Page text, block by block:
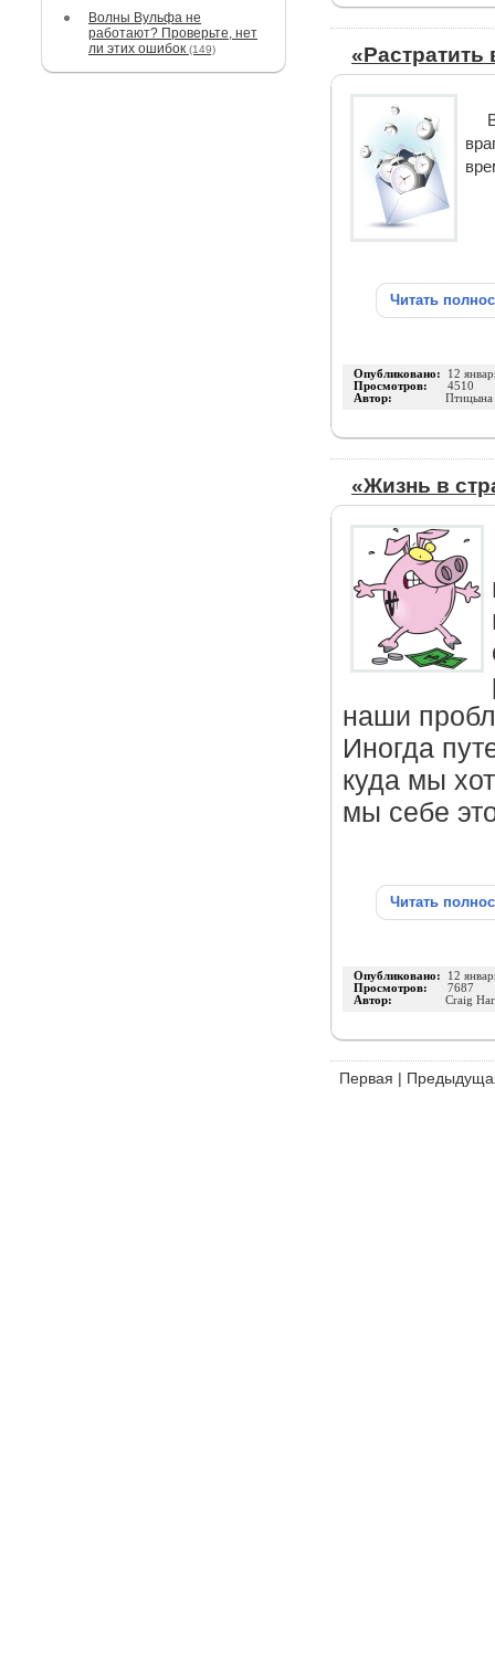
Волны Вульфа не
работают? Проверьте, нет
ли этих ошибок (149) «Растратить
Читать
Опубликовано: 12
Просмотров: 4510
Автор: Птицына
«Жизнь в
наши
Иногда
куда мы
мы себе
Читать
Опубликовано: 12
Просмотров: 7687
Автор: Craig
Первая |